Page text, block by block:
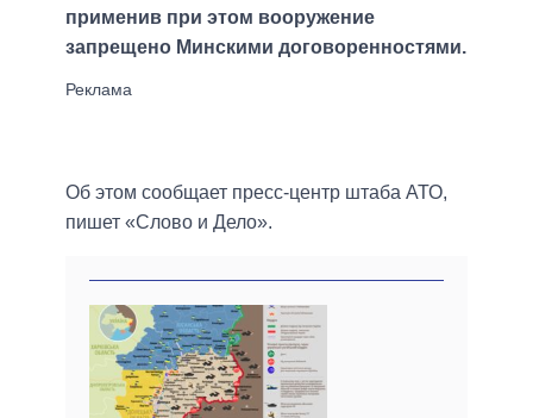
применив при этом вооружение
запрещено Минскими договоренностями.
Об этом сообщает пресс-центр штаба АТО,
пишет «Слово и Дело».